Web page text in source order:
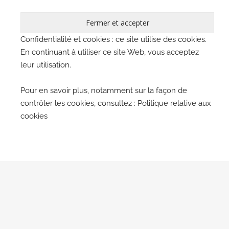
Confidentialité et cookies : ce site utilise des cookies.
En continuant à utiliser ce site Web, vous acceptez
leur utilisation.
Pour en savoir plus, notamment sur la façon de
contrôler les cookies, consultez : Politique relative aux
cookies